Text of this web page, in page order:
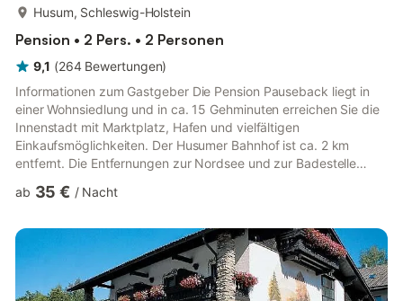
Husum, Schleswig-Holstein
Pension • 2 Pers. • 2 Personen
9,1 (264 Bewertungen)
Informationen zum Gastgeber Die Pension Pauseback liegt in
einer Wohnsiedlung und in ca. 15 Gehminuten erreichen Sie die
Innenstadt mit Marktplatz, Hafen und vielfältigen
Einkaufsmöglichkeiten. Der Husumer Bahnhof ist ca. 2 km
entfernt. Die Entfernungen zur Nordsee und zur Badestelle
Congress beträgt ca. 8 Minuten. Ein großzügiger Aufenthalts-/
zur Verfügung.Weitere Angaben: PKW-Stellplätez in begrenzter
Anzahl auf dem Grundstück, Abstellraum, keine Haustiere,
Nichtrau...
ab 35 € / Nacht